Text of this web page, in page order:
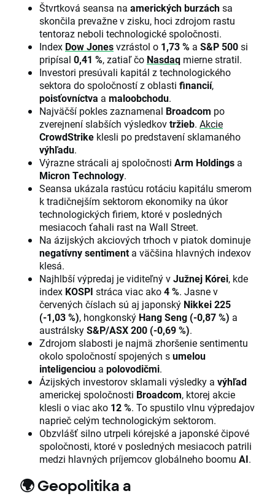
Štvrtková seansa na amerických burzáchsa
skončila prevažne v zisku, hoci zdrojom rastu
tentoraz neboli technologické spoločnosti.
Index Dow Jonesvzrástol o 1,73 % a S&P 500si
pripísal 0,41 %, zatiaľ čo Nasdaq mierne stratil.
Investori presúvali kapitál z technologického
sektora do spoločností z oblasti financií,
poisťovníctva a maloobchodu.
Najväčší pokles zaznamenal Broadcom po
zverejnení slabších výsledkovtržieb. Akcie
CrowdStrike klesli po predstavení sklamaného
výhľadu.
Výrazne strácali aj spoločnosti Arm Holdings a
Micron Technology.
Seansa ukázala rastúcu rotáciu kapitálu smerom
k tradičnejším sektorom ekonomiky na úkor
technologických firiem, ktoré v posledných
mesiacoch ťahali rast na Wall Street.
Na ázijských akciových trhoch v piatok dominuje
negatívny sentimenta väčšina hlavných indexov
klesá.
Najhlbší výpredaj je viditeľný vJužnej Kórei, kde
index KOSPI stráca viac ako4 %. Jasne v
červených číslach sú aj japonský Nikkei 225
(-1,03 %), hongkonský Hang Seng (-0,87 %) a
austrálskyS&P/ASX 200 (-0,69 %).
Zdrojom slabosti je najmä zhoršenie sentimentu
okolo spoločností spojených sumelou
inteligenciou a polovodičmi.
Ázijských investorov sklamali výsledky a výhľad
americkej spoločnosti Broadcom, ktorej akcie
klesli o viac ako 12 %. To spustilo vlnu výpredajov
naprieč celým technologickým sektorom.
Obzvlášť silno utrpeli kórejské a japonské čipové
spoločnosti, ktoré v posledných mesiacoch patrili
medzi hlavných príjemcov globálneho boomu AI.
🌍Geopolitika a